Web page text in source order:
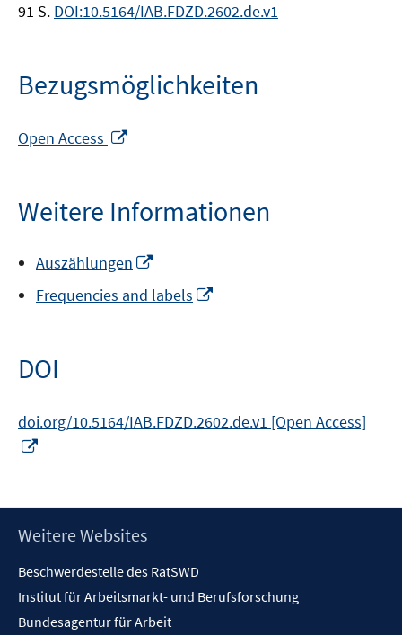
91 S. DOI:10.5164/IAB.FDZD.2602.de.v1
Bezugsmöglichkeiten
Open Access
öffnen
Weitere Informationen
Auszählungen
Fenster
Frequencies and labels
DOI
doi.org/10.5164/IAB.FDZD.2602.de.v1 [Open Access]
öffnen
Footer
Weitere Websites
Beschwerdestelle des RatSWD
Institut für Arbeitsmarkt- und Berufsforschung
Bundesagentur für Arbeit